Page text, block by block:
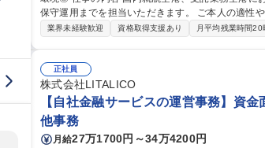
保守運用までを担当いただきます。 ご本人の適性や
設備展開業務に関する計画の立案、調整、営業取
折衝業務 ※建物に改変を加える業務はございませ
業界未経験歓迎 資格取得支援あり 月平均残業時間20
正社員
株式会社LITALICO
【自社金融サービスの運営事務】資
他事務
月給27万1700円～34万4200円